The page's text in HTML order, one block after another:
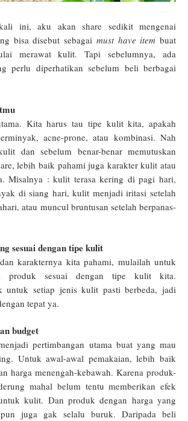
ini, aku akan share sedikit mengenai
bisa disebut sebagai must have item buat
merawat kulit. Tapi sebelumnya, ada
perlu diperhatikan sebelum beli berbagai
Kita harus tau tipe kulit kita, apakah
acne-prone, atau kombinasi. Nah
dan sebelum benar-benar memutuskan
lebih baik pahami juga karakter kulit atau
Misalnya : kulit terasa kering di pagi hari,
di siang hari, kulit menjadi iritasi setelah
atau muncul bruntusan setelah berpanas-
sesuai dengan tipe kulit
karakternya kita pahami, mulailah untuk
produk sesuai dengan tipe kulit kita.
untuk setiap jenis kulit pasti berbeda, jadi
tepat ya.
budget
pertimbangan utama buat yang mau
Untuk awal-awal pemakaian, lebih baik
harga menengah-kebawah. Karena produk-
mahal belum tentu memberikan efek
kulit. Dan produk dengan harga yang
juga gak selalu buruk. Daripada beli